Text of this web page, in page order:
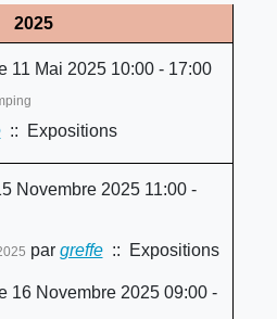
2025
11 Mai 2025 10:00 - 17:00
:: Expositions
Novembre 2025 11:00 -
par greffe:: Expositions
16 Novembre 2025 09:00 -